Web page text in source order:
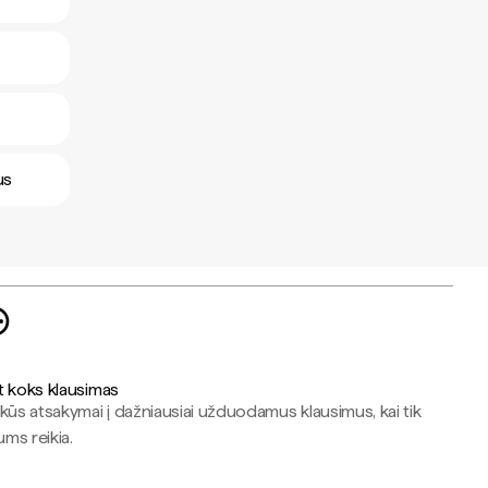
koks klausimas
atsakymai į dažniausiai užduodamus klausimus, kai tik
reikia.